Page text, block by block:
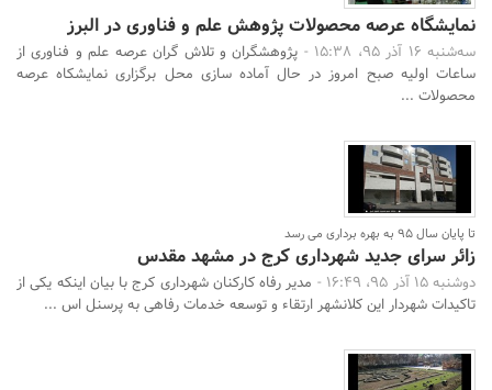
نمایشگاه عرصه محصولات پژوهش علم و فناوری در البرز
سه‌شنبه 16 آذر 95، 15:38 -
پژوهشگران و تلاش گران عرصه علم و فناوری از
ساعات اولیه صبح امروز در حال آماده سازی محل برگزاری نمایشکاه عرصه
محصولات ...
تا پایان سال 95 به بهره برداری می رسد
زائر سرای جدید شهرداری کرج در مشهد مقدس
دوشنبه 15 آذر 95، 16:49 -
مدیر رفاه کارکنان شهرداری کرج با بیان اینکه یکی از
تاکیدات شهردار این کلانشهر ارتقاء و توسعه خدمات رفاهی به پرسنل اس ...